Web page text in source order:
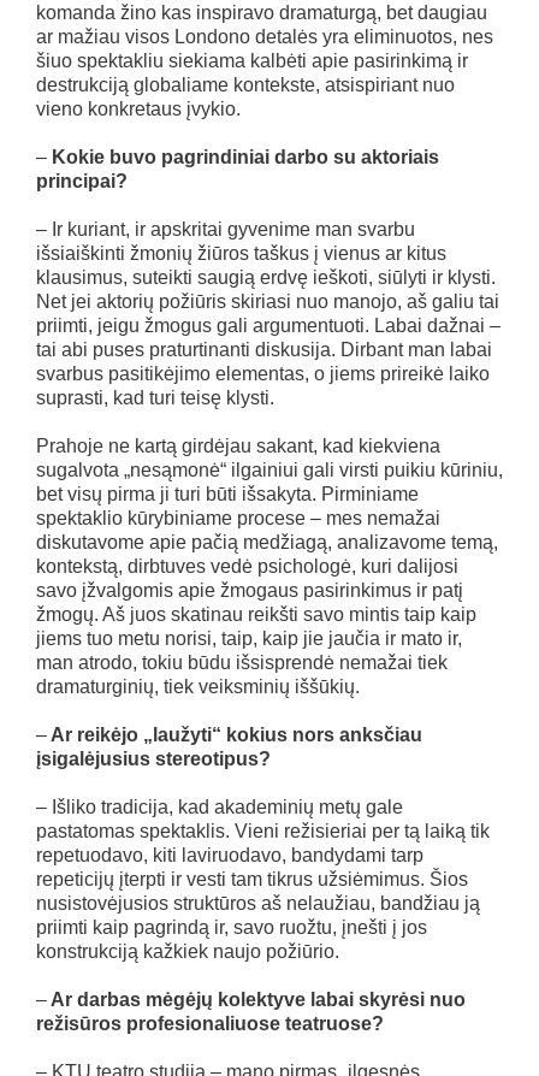
komanda žino kas inspiravo dramaturgą, bet daugiau
ar mažiau visos Londono detalės yra eliminuotos, nes
šiuo spektakliu siekiama kalbėti apie pasirinkimą ir
destrukciją globaliame kontekste, atsispiriant nuo
vieno konkretaus įvykio.
– Kokie buvo pagrindiniai darbo su aktoriais
principai?
– Ir kuriant, ir apskritai gyvenime man svarbu
išsiaiškinti žmonių žiūros taškus į vienus ar kitus
klausimus, suteikti saugią erdvę ieškoti, siūlyti ir klysti.
Net jei aktorių požiūris skiriasi nuo manojo, aš galiu tai
priimti, jeigu žmogus gali argumentuoti. Labai dažnai –
tai abi puses praturtinanti diskusija. Dirbant man labai
svarbus pasitikėjimo elementas, o jiems prireikė laiko
suprasti, kad turi teisę klysti.
Prahoje ne kartą girdėjau sakant, kad kiekviena
sugalvota „nesąmonė“ ilgainiui gali virsti puikiu kūriniu,
bet visų pirma ji turi būti išsakyta. Pirminiame
spektaklio kūrybiniame procese – mes nemažai
diskutavome apie pačią medžiagą, analizavome temą,
kontekstą, dirbtuves vedė psichologė, kuri dalijosi
savo įžvalgomis apie žmogaus pasirinkimus ir patį
žmogų. Aš juos skatinau reikšti savo mintis taip kaip
jiems tuo metu norisi, taip, kaip jie jaučia ir mato ir,
man atrodo, tokiu būdu išsisprendė nemažai tiek
dramaturginių, tiek veiksminių iššūkių.
– Ar reikėjo „laužyti“ kokius nors anksčiau
įsigalėjusius stereotipus?
– Išliko tradicija, kad akademinių metų gale
pastatomas spektaklis. Vieni režisieriai per tą laiką tik
repetuodavo, kiti laviruodavo, bandydami tarp
repeticijų įterpti ir vesti tam tikrus užsiėmimus. Šios
nusistovėjusios struktūros aš nelaužiau, bandžiau ją
priimti kaip pagrindą ir, savo ruožtu, įnešti į jos
konstrukciją kažkiek naujo požiūrio.
– Ar darbas mėgėjų kolektyve labai skyrėsi nuo
režisūros profesionaliuose teatruose?
– KTU teatro studija – mano pirmas „ilgesnės